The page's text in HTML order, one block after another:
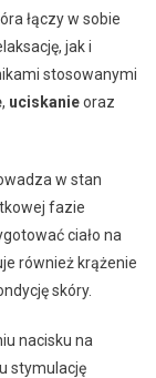
łączy w sobie
jak i
stosowanymi
, uciskanieoraz
w stan
fazie
ciało na
również krążenie
skóry.
nacisku na
stymulację